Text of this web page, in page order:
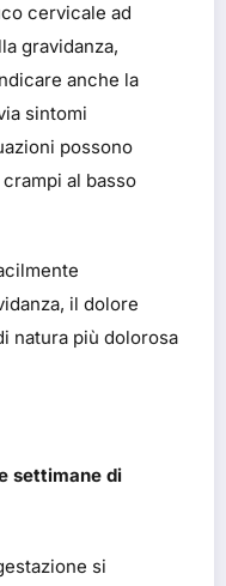
cervicale ad
gravidanza,
anche la
sintomi
possono
al basso
il dolore
natura più dolorosa
settimane di
si